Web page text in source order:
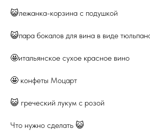
😺лежанка-корзина с подушкой
😺пара бокалов для вина в виде
🤩итальянское сухое красное вино
🤩 конфеты Моцарт
😺 греческий лукум с розой
Что нужно сделать 😺